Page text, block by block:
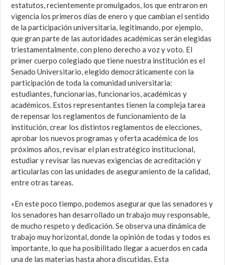
estatutos, recientemente promulgados, los que entraron en
vigencia los primeros días de enero y que cambian el sentido
de la participación universitaria, legitimando, por ejemplo,
que gran parte de las autoridades académicas serán elegidas
triestamentalmente, con pleno derecho a voz y voto. El
primer cuerpo colegiado que tiene nuestra institución es el
Senado Universitario, elegido democráticamente con la
participación de toda la comunidad universitaria:
estudiantes, funcionarias, funcionarios, académicas y
académicos. Estos representantes tienen la compleja tarea
de repensar los reglamentos de funcionamiento de la
institución, crear los distintos reglamentos de elecciones,
aprobar los nuevos programas y oferta académica de los
próximos años, revisar el plan estratégico institucional,
estudiar y revisar las nuevas exigencias de acreditación y
articularlas con las unidades de aseguramiento de la calidad,
entre otras tareas.
«En este poco tiempo, podemos asegurar que las senadores y
los senadores han desarrollado un trabajo muy responsable,
de mucho respeto y dedicación. Se observa una dinámica de
trabajo muy horizontal, donde la opinión de todas y todos es
importante, lo que ha posibilitado llegar a acuerdos en cada
una de las materias hasta ahora discutidas. Esta